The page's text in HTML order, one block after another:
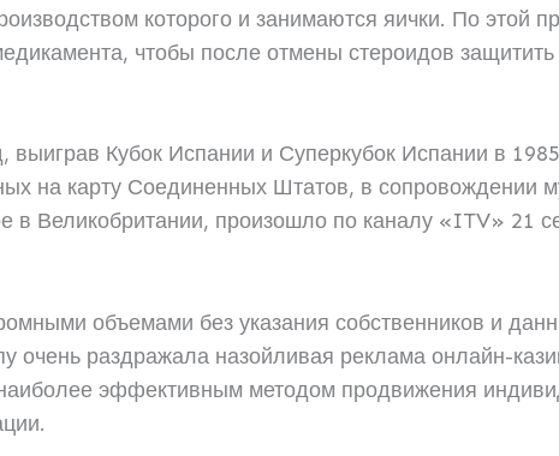
которого и занимаются яички. По этой
чтобы после отмены стероидов защитить
Кубок Испании и Суперкубок Испании в
на карту Соединенных Штатов, в сопровождении
Великобритании, произошло по каналу «ITV» 21
объемами без указания собственников и
раздражала назойливая реклама онлайн-
эффективным методом продвижения